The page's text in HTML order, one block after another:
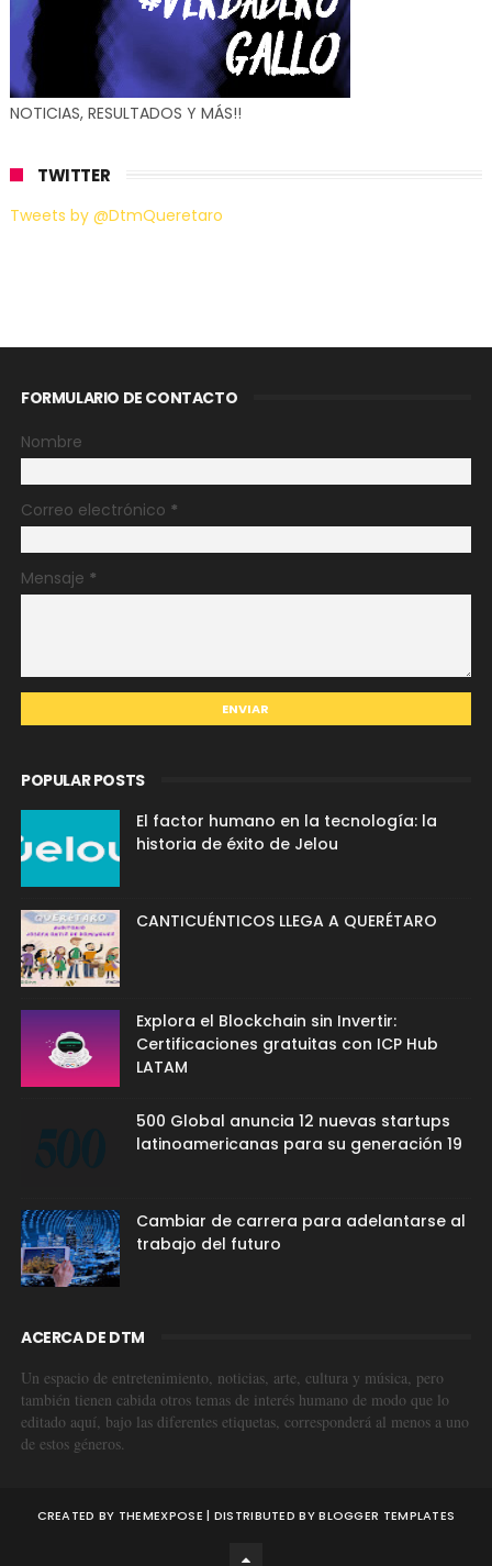
NOTICIAS, RESULTADOS Y MÁS!!
TWITTER
Tweets by @DtmQueretaro
FORMULARIO DE CONTACTO
Nombre
Correo electrónico *
Mensaje *
POPULAR POSTS
El factor humano en la tecnología: la
historia de éxito de Jelou
CANTICUÉNTICOS LLEGA A QUERÉTARO
Explora el Blockchain sin Invertir:
Certificaciones gratuitas con ICP Hub
LATAM
500 Global anuncia 12 nuevas startups
latinoamericanas para su generación 19
Cambiar de carrera para adelantarse al
trabajo del futuro
ACERCA DE DTM
Un espacio de entretenimiento, noticias, arte, cultura y música, pero
también tienen cabida otros temas de interés humano de modo que lo
editado aquí, bajo las diferentes etiquetas, corresponderá al menos a uno
de estos géneros.
CREATED BY THEMEXPOSE | DISTRIBUTED BYBLOGGER TEMPLATES